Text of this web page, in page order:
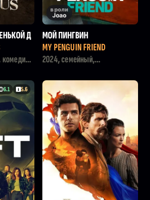
Д
комедия,
в роли
Joao
МОЙ ПИНГВИН
MY PENGUIN FRIEND
2024, семейный,
6.1 5.6